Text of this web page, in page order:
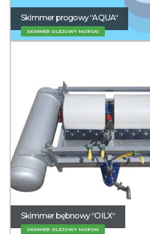
Skimmer progowy “AQUA“
SKIMMER OLEJOWY MORSKI
Skimmer bębnowy “OILX“
SKIMMER OLEJOWY MORSKI